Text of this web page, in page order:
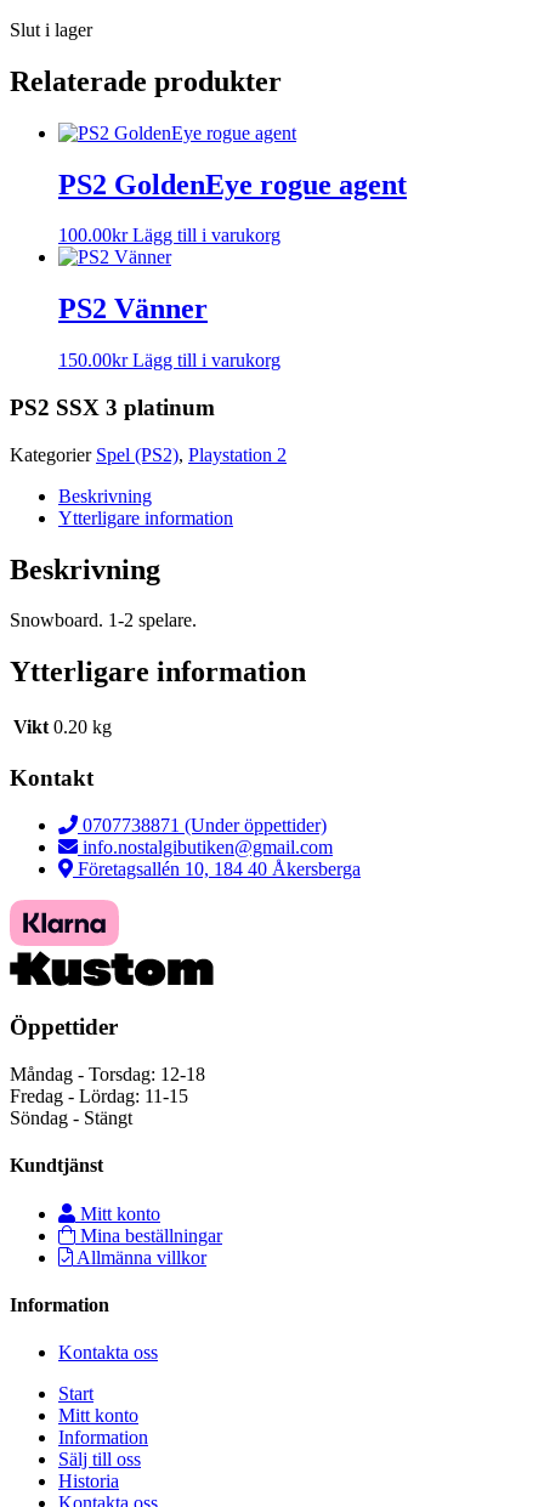
Slut i lager
Relaterade produkter
PS2 GoldenEye rogue agent
100.00kr Lägg till i varukorg
PS2 Vänner
150.00kr Lägg till i varukorg
PS2 SSX 3 platinum
Kategorier Spel (PS2), Playstation 2
Beskrivning
Ytterligare information
Beskrivning
Snowboard. 1-2 spelare.
Ytterligare information
Vikt 0.20 kg
Kontakt
0707738871 (Under öppettider)
info.nostalgibutiken@gmail.com
Företagsallén 10, 184 40 Åkersberga
Öppettider
Måndag - Torsdag: 12-18
Fredag - Lördag: 11-15
Söndag - Stängt
Kundtjänst
Mitt konto
Mina beställningar
Allmänna villkor
Information
Kontakta oss
Start
Mitt konto
Information
Sälj till oss
Historia